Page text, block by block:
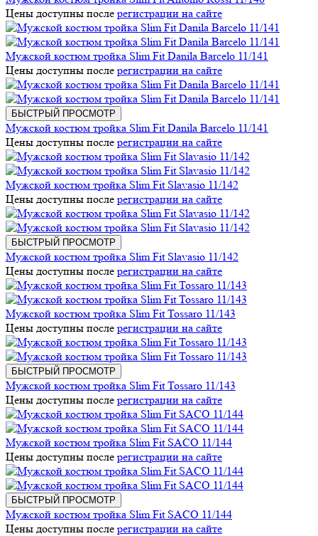
Цены доступны после регистрации на сайте
Мужской костюм тройка Slim Fit Danila Barcelo 11/141
Цены доступны после регистрации на сайте
БЫСТРЫЙ ПРОСМОТР
Мужской костюм тройка Slim Fit Danila Barcelo 11/141
Цены доступны после регистрации на сайте
Мужской костюм тройка Slim Fit Slavasio 11/142
Цены доступны после регистрации на сайте
БЫСТРЫЙ ПРОСМОТР
Мужской костюм тройка Slim Fit Slavasio 11/142
Цены доступны после регистрации на сайте
Мужской костюм тройка Slim Fit Tossaro 11/143
Цены доступны после регистрации на сайте
БЫСТРЫЙ ПРОСМОТР
Мужской костюм тройка Slim Fit Tossaro 11/143
Цены доступны после регистрации на сайте
Мужской костюм тройка Slim Fit SACO 11/144
Цены доступны после регистрации на сайте
БЫСТРЫЙ ПРОСМОТР
Мужской костюм тройка Slim Fit SACO 11/144
Цены доступны после регистрации на сайте